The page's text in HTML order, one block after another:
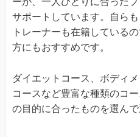
サポートしています。自ら
トレーナーも在籍している
方にもおすすめです。
ダイエットコース、ボディ
コースなど豊富な種類のコ
の目的に合ったものを選んで